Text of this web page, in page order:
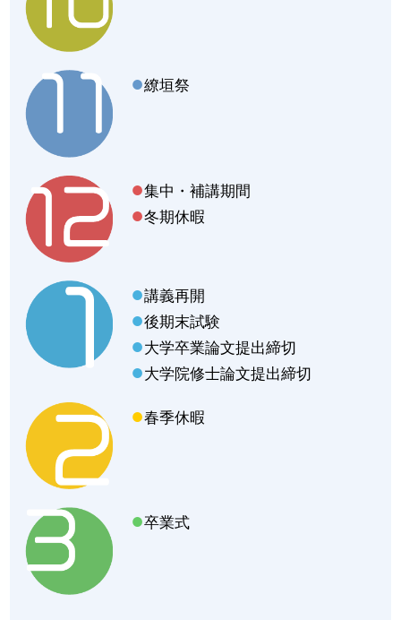
繚垣祭
集中・補講期間
冬期休暇
講義再開
後期末試験
大学卒業論文提出締切
大学院修士論文提出締切
春季休暇
卒業式